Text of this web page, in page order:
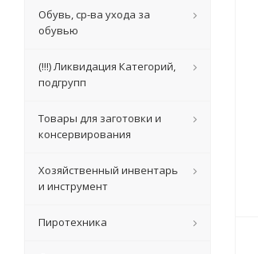
Обувь, ср-ва ухода за
обувью
(!!!) Ликвидация Категорий,
подгрупп
Товары для заготовки и
консервирования
Хозяйственный инвентарь
и инструмент
Пиротехника